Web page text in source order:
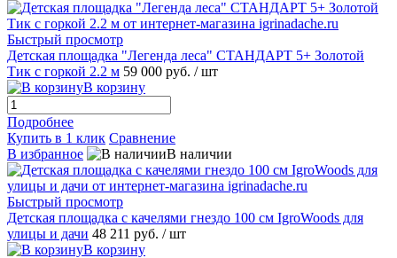
Быстрый просмотр
Детская площадка "Легенда леса" СТАНДАРТ 5+ Золотой
Тик с горкой 2.2 м 59 000 руб. / шт
В корзину
Подробнее
Купить в 1 клик Сравнение
В избранное
В наличии
Быстрый просмотр
Детская площадка с качелями гнездо 100 см IgroWoods для
улицы и дачи 48 211 руб. / шт
В корзину